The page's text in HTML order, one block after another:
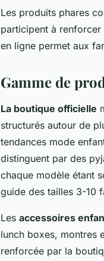
Les produits phares
participent à
en ligne permet aux
Gamme de
La boutique officielle
structurés autour de
tendances mode
distinguent par des
chaque modèle étant
guide des tailles 3-10
Les accessoires
lunch boxes, montres
renforcée par la